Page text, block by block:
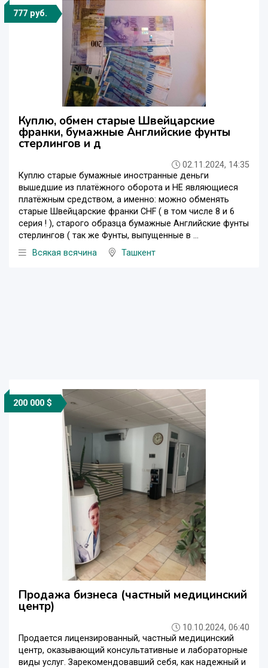
777 руб.
Куплю, обмен старые Швейцарские
франки, бумажные Английские фунты
стерлингов и д
02.11.2024, 14:35
Куплю старые бумажные иностранные деньги
вышедшие из платёжного оборота и НЕ являющиеся
платёжным средством, а именно: можно обменять
старые Швейцарские франки CHF ( в том числе 8 и 6
серия ! ), старого образца бумажные Английские фунты
стерлингов ( так же Фунты, выпущенные в ...
Всякая всячина
Ташкент
200 000 $
Продажа бизнеса (частный медицинский
центр)
10.10.2024, 06:40
Продается лицензированный, частный медицинский
центр, оказывающий консультативные и лабораторные
виды услуг. Зарекомендовавший себя, как надежный и